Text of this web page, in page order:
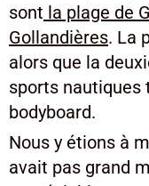
sont la plage de
Gollandières. La
alors que la
sports nautiques
bodyboard.
Nous y étions à
avait pas grand